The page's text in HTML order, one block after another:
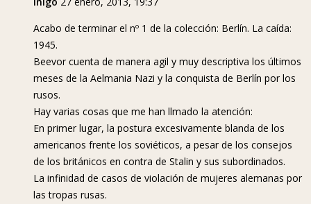
Acabo de terminar el nº 1 de la colección: Berlín. La caída:
1945.
Beevor cuenta de manera agil y muy descriptiva los últimos
meses de la Aelmania Nazi y la conquista de Berlín por los
rusos.
Hay varias cosas que me han llmado la atención:
En primer lugar, la postura excesivamente blanda de los
americanos frente los soviéticos, a pesar de los consejos
de los británicos en contra de Stalin y sus subordinados.
La infinidad de casos de violación de mujeres alemanas por
las tropas rusas.